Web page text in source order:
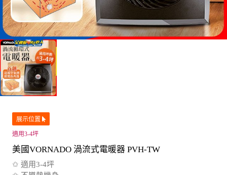
展示位置
適用3-4坪
美國VORNADO 渦流式電暖器 PVH-TW
✩ 適用3-4坪